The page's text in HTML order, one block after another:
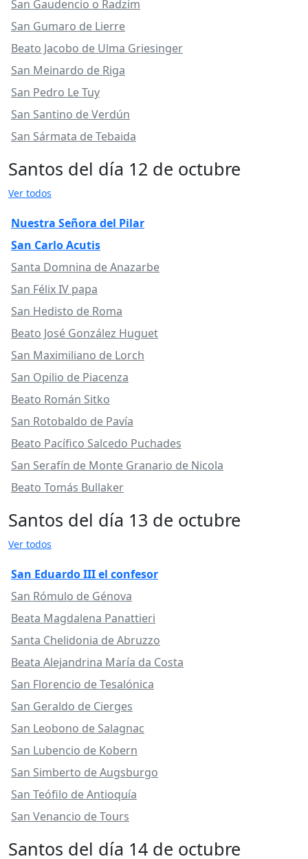
San Gaudencio o Radzim
San Gumaro de Lierre
Beato Jacobo de Ulma Griesinger
San Meinardo de Riga
San Pedro Le Tuy
San Santino de Verdún
San Sármata de Tebaida
Santos del día 12 de octubre
Ver todos
Nuestra Señora del Pilar
San Carlo Acutis
Santa Domnina de Anazarbe
San Félix IV papa
San Hedisto de Roma
Beato José González Huguet
San Maximiliano de Lorch
San Opilio de Piacenza
Beato Román Sitko
San Rotobaldo de Pavía
Beato Pacífico Salcedo Puchades
San Serafín de Monte Granario de Nicola
Beato Tomás Bullaker
Santos del día 13 de octubre
Ver todos
San Eduardo III el confesor
San Rómulo de Génova
Beata Magdalena Panattieri
Santa Chelidonia de Abruzzo
Beata Alejandrina María da Costa
San Florencio de Tesalónica
San Geraldo de Cierges
San Leobono de Salagnac
San Lubencio de Kobern
San Simberto de Augsburgo
San Teófilo de Antioquía
San Venancio de Tours
Santos del día 14 de octubre